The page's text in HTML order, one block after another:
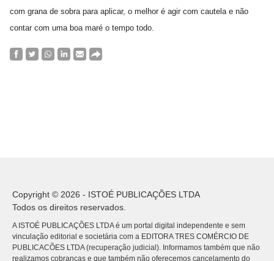
com grana de sobra para aplicar, o melhor é agir com cautela e não
contar com uma boa maré o tempo todo.
Copyright © 2026 - ISTOÉ PUBLICAÇÕES LTDA
Todos os direitos reservados.
A ISTOÉ PUBLICAÇÕES LTDA é um portal digital independente e sem
vinculação editorial e societária com a EDITORA TRES COMÉRCIO DE
PUBLICACÕES LTDA (recuperação judicial). Informamos também que não
realizamos cobranças e que também não oferecemos cancelamento do